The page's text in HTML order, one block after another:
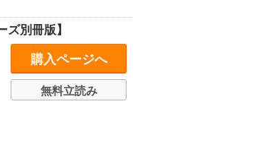
別冊版】
購入ページへ
無料立読み